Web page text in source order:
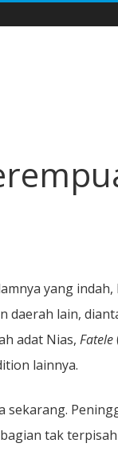
yang
daerah lain,
adat Nias, Fatele
lainnya.
sekarang.
tak